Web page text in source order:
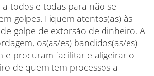
todos e todas para não se
golpes. Fiquem atentos(as) às
de golpe de extorsão de dinheiro. A
os(as/es) bandidos(as/es)
e procuram facilitar e aligeirar o
de quem tem processos a